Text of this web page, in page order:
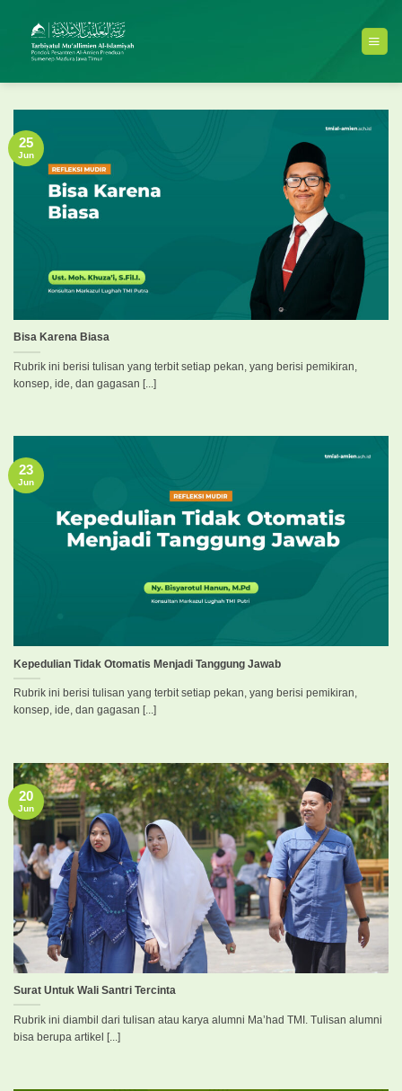
content
Bisa Karena Biasa
Rubrik ini berisi tulisan yang terbit setiap pekan, yang berisi pemikiran,
konsep, ide, dan gagasan [...]
25
Jun
Kepedulian Tidak Otomatis Menjadi Tanggung Jawab
Rubrik ini berisi tulisan yang terbit setiap pekan, yang berisi pemikiran,
konsep, ide, dan gagasan [...]
23
Jun
Surat Untuk Wali Santri Tercinta
Rubrik ini diambil dari tulisan atau karya alumni Ma’had TMI. Tulisan alumni
bisa berupa artikel [...]
20
Jun